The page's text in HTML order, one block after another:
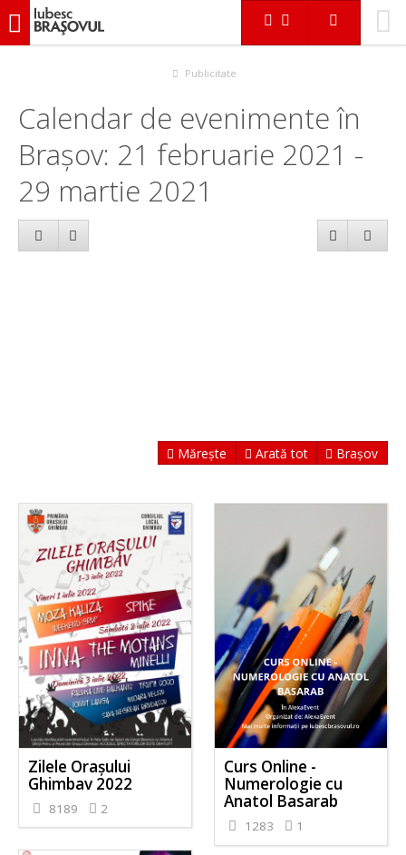
iubescbraşovul.ro
Publicitate
Calendar de evenimente în
Brașov: 21 februarie 2021 -
29 martie 2021
Mărește Arată tot Brașov
Zilele Orașului
Ghimbav 2022
8189 2
Curs Online -
Numerologie cu
Anatol Basarab
1283 1